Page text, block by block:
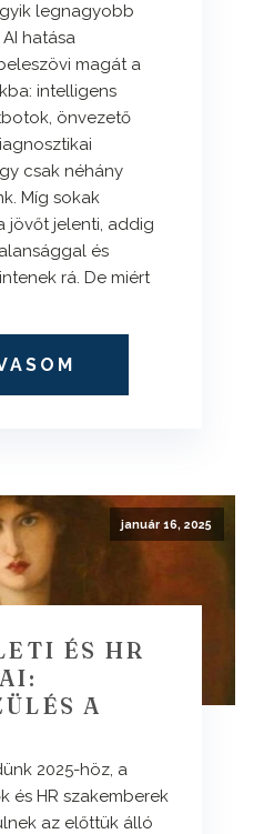
legnagyobb
hatása
magát a
intelligens
önvezető
csak néhány
Míg sokak
jövőt jelenti, addig
és
rá. De miért
január 16, 2025
ÉS HR
A
2025-höz, a
és HR szakemberek
az előttük álló